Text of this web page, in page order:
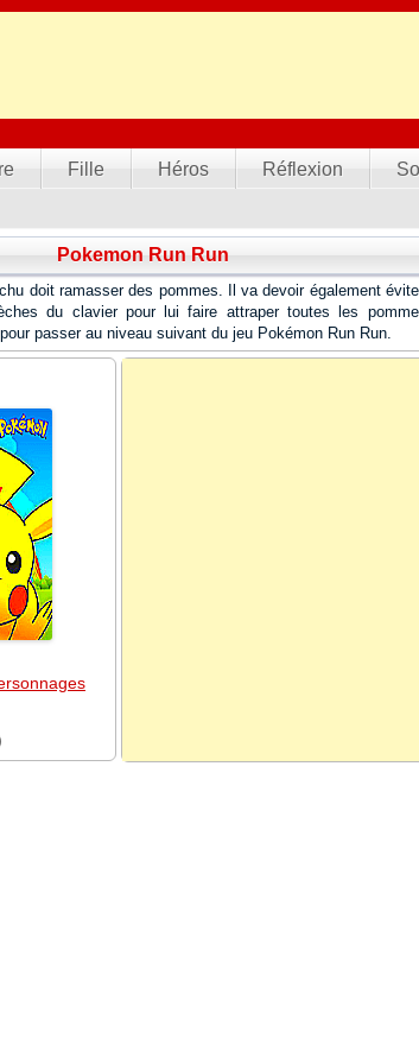
Fille Héros Réflexion
Pokemon Run Run
doit ramasser des pommes. Il va devoir également
du clavier pour lui faire attraper toutes les
passer au niveau suivant du jeu Pokémon Run Run.